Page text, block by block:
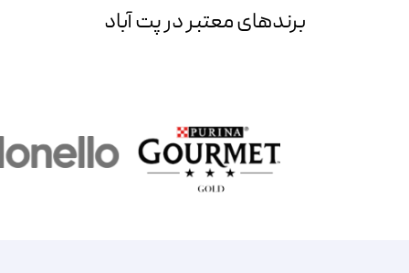
برند‌های معتبر در پت آباد